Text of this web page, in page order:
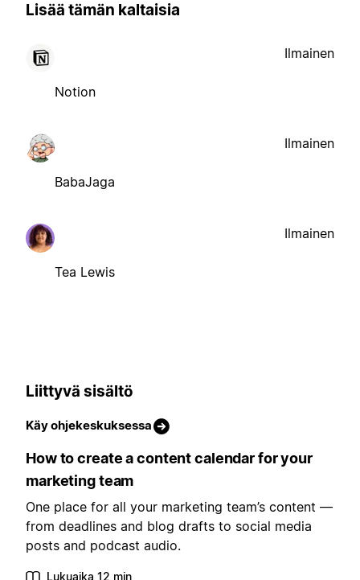
Lisää tämän kaltaisia
Notion
Ilmainen
BabaJaga
Ilmainen
Tea Lewis
Ilmainen
Liittyvä sisältö
Käy ohjekeskuksessa
How to create a content calendar for your
marketing team
One place for all your marketing team’s content —
from deadlines and blog drafts to social media
posts and podcast audio.
Lukuaika 12 min